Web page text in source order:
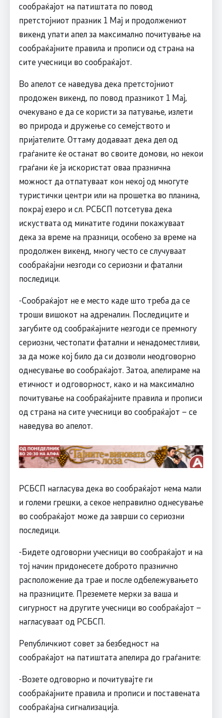
сообраќајот на патиштата по повод
претстојниот празник 1 Мај и продолжениот
викенд упати апел за максимално почитување на
сообраќајните правила и прописи од страна на
сите учесници во сообраќајот.
Во апелот се наведува дека претстојниот
продожен викенд, по повод празникот 1 Мај,
очекувано е да се користи за патување, излети
во природа и дружење со семејството и
пријателите. Оттаму додаваат дека дел од
граѓаните ќе останат во своите домови, но некои
граѓани ќе ја искористат оваа празнична
можност да отпатуваат кон некој од многуте
туристички центри или на прошетка во планина,
покрај езеро и сл. РСБСП потсетува дека
искуствата од минатите години покажуваат
дека за време на празници, особено за време на
продолжен викенд, многу често се случуваат
сообраќајни незгоди со сериозни и фатални
последици.
-Сообраќајот не е место каде што треба да се
троши вишокот на адреналин. Последиците и
загубите од сообраќајните незгоди се премногу
сериозни, честопати фатални и ненадоместливи,
за да може кој било да си дозволи неодговорно
однесување во сообраќајот. Затоа, апелираме на
етичност и одговорност, како и на максимално
почитување на сообраќајните правила и прописи
од страна на сите учесници во сообраќајот – се
наведува во апелот.
РСБСП нагласува дека во сообраќајот нема мали
и големи грешки, а секое неправилно однесување
во сообраќајот може да заврши со сериозни
последици.
-Бидете одговорни учесници во сообраќајот и на
тој начин придонесете доброто празнично
расположение да трае и после одбележувањето
на празниците. Преземете мерки за ваша и
сигурност на другите учесници во сообраќајот –
нагласуваат од РСБСП.
Републичкиот совет за безбедност на
сообраќајот на патиштата апелира до граѓаните:
-Возете одговорно и почитувајте ги
сообраќајните правила и прописи и поставената
сообраќајна сигнализација.